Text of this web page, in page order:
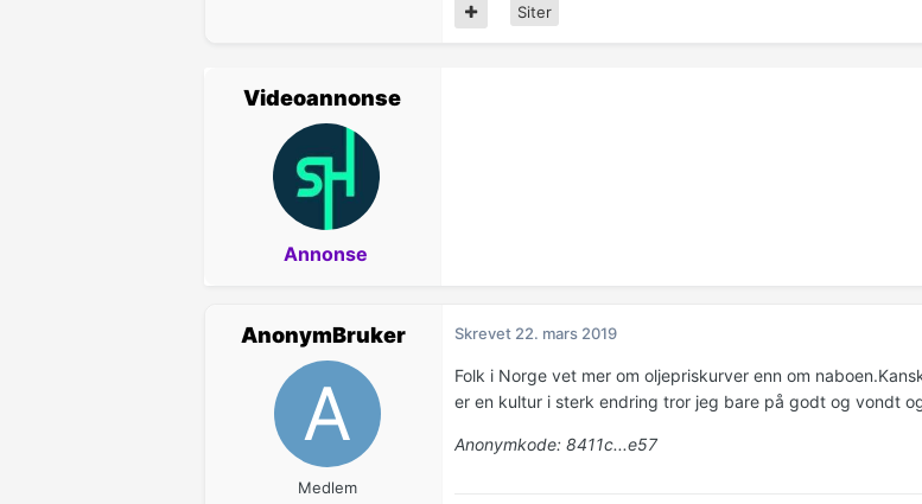
Siter
Videoannonse
Annonse
AnonymBruker
Medlem
Skrevet 22. mars 2019
Folk i Norge vet mer om oljepriskurver enn om
er en kultur i sterk endring tror jeg bare på godt og vondt
Anonymkode: 8411c...e57